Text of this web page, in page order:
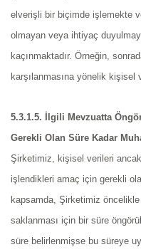
elverişli bir biçimde işlemekte
olmayan veya ihtiyaç
kaçınmaktadır. Örneğin,
karşılanmasına yönelik
5.3.1.5. İlgili Mevzuatta
Gerekli Olan Süre Kadar
Şirketimiz, kişisel verileri
işlendikleri amaç için gerekli
kapsamda, Şirketimiz
saklanması için bir süre
süre belirlenmişse bu süreye